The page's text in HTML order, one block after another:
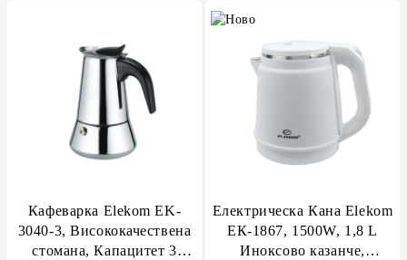
Кафеварка Elekom EK-
3040-3, Висококачествена
стомана, Капацитет 3
Електрическа Кана Elekom
ЕК-1867, 1500W, 1,8 L
Иноксово казанче,